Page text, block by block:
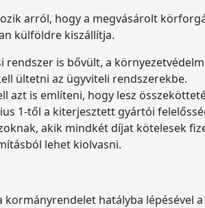
arról, hogy a megvásárolt
külföldre kiszállítja.
is bővült, a
ültetni az ügyviteli rendszerekbe.
azt is említeni, hogy lesz
1-től a kiterjesztett gyártói
akik mindkét díjat kötelesek
lehet kiolvasni.
hatályba lépésével